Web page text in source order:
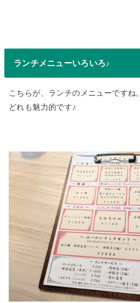
ランチメニューいろいろ♪
こちらが、ランチのメニューですね。
どれも魅力的です♪